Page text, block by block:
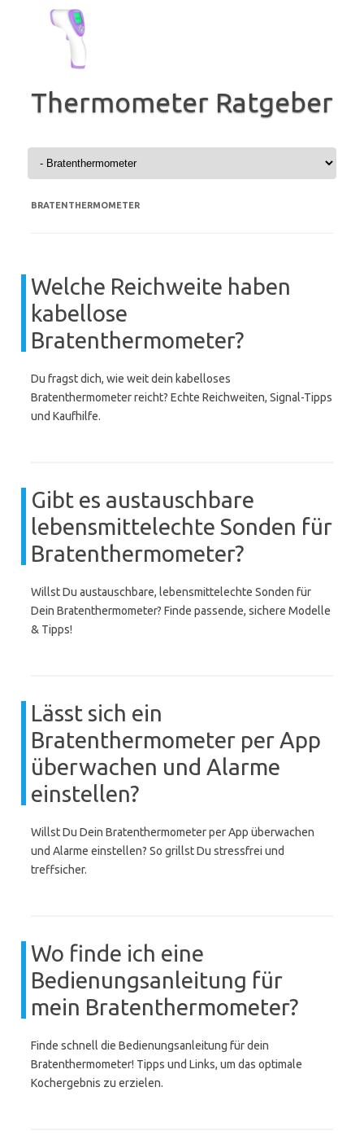
springen
Thermometer Ratgeber
BRATENTHERMOMETER
Welche Reichweite haben
kabellose
Bratenthermometer?
Du fragst dich, wie weit dein kabelloses
Bratenthermometer reicht? Echte Reichweiten, Signal-Tipps
und Kaufhilfe.
Gibt es austauschbare
lebensmittelechte Sonden für
Bratenthermometer?
Willst Du austauschbare, lebensmittelechte Sonden für
Dein Bratenthermometer? Finde passende, sichere Modelle
& Tipps!
Lässt sich ein
Bratenthermometer per App
überwachen und Alarme
einstellen?
Willst Du Dein Bratenthermometer per App überwachen
und Alarme einstellen? So grillst Du stressfrei und
treffsicher.
Wo finde ich eine
Bedienungsanleitung für
mein Bratenthermometer?
Finde schnell die Bedienungsanleitung für dein
Bratenthermometer! Tipps und Links, um das optimale
Kochergebnis zu erzielen.